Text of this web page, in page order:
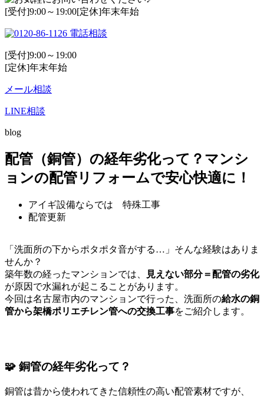
[受付]9:00～19:00[定休]年末年始
電話相談
[受付]9:00～19:00
[定休]年末年始
メール相談
LINE相談
blog
配管（銅管）の経年劣化って？マンシ
ョンの配管リフォームで安心快適に！
アイギ設備ならでは 特殊工事
配管更新
「洗面所の下からポタポタ音がする…」そんな経験はありま
せんか？
築年数の経ったマンションでは、
見えない部分＝配管の劣化
が原因で水漏れが起こることがあります。
今回は名古屋市内のマンションで行った、洗面所の給水の銅
管から架橋ポリエチレン管への交換工事をご紹介します。
🧩 銅管の経年劣化って？
銅管は昔から使われてきた信頼性の高い配管素材ですが、